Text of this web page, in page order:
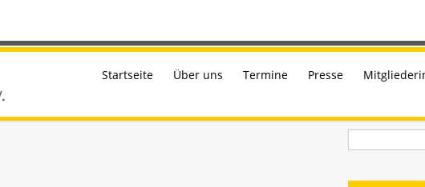
Startseite Über uns Termine Presse